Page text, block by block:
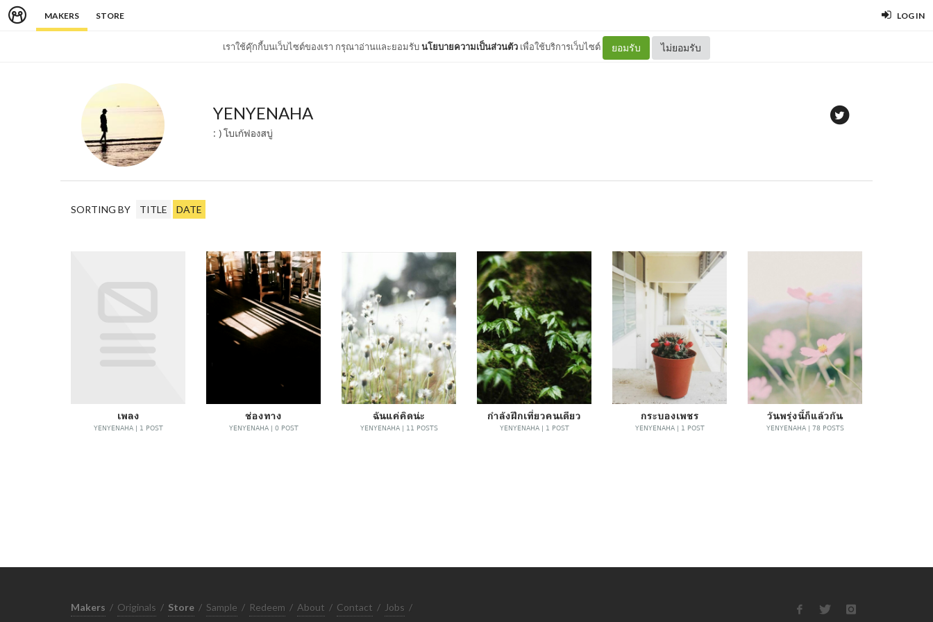
MAKERS STORE LOG IN
เราใช้คุ๊กกี้บนเว็บไซต์ของเรา กรุณาอ่านและยอมรับนโยบายความเป็นส่วนตัว เพื่อใช้บริการเว็บไซต์ ยอมรับ ไม่ยอมรับ
YENYENAHA
: ) โบเก้ฟองสบู่
SORTING BY TITLE DATE
เพลง
YENYENAHA | 1 POST
ช่องทาง
YENYENAHA | 0 POST
ฉันแค่คิดน่ะ
YENYENAHA | 11 POSTS
กำลังฝึกเที่ยวคนเดียว
YENYENAHA | 1 POST
กระบองเพชร
YENYENAHA | 1 POST
วันพรุ่งนี้ก็แล้วกัน
YENYENAHA | 78 POSTS
Makers / Originals / Store / Sample / Redeem / About / Contact / Jobs /